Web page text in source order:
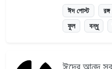
ঈদ পোস্ট
রঙ্গ
ফুল
বন্ধু